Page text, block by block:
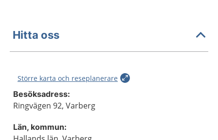
Hitta oss
Större karta och reseplanerare
Besöksadress:
Ringvägen 92, Varberg
Län, kommun: